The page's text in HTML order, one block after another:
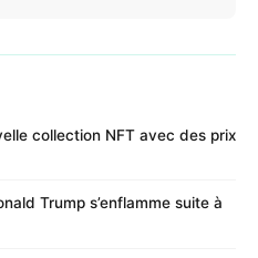
collection NFT avec des prix
Trump s’enflamme suite à